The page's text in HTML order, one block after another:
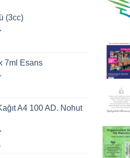
(3cc)
7ml Esans
A4 100 AD. Nohut